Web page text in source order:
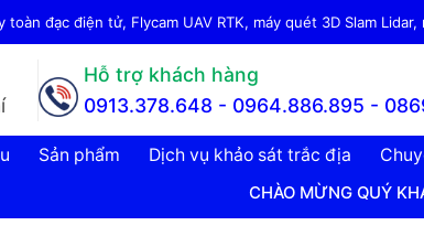
đạc điện tử, Flycam UAV RTK, máy quét 3D Slam
Hỗ trợ khách hàng
0913.378.648 - 0964.886.895 -
Sản phẩm Dịch vụ khảo sát trắc địa
CHÀO MỪNG QUÝ KHÁCH ĐẾN VỚI